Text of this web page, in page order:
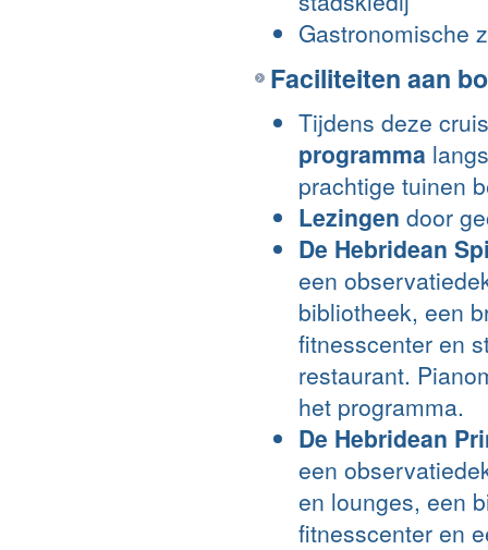
Gastronomische
Faciliteiten aan
Tijdens deze
programma
prachtige tuinen
Lezingen door
De Hebridean
een
bibliotheek, een
fitnesscenter en
restaurant.
het programma.
De Hebridean
een
en lounges, een
fitnesscenter en